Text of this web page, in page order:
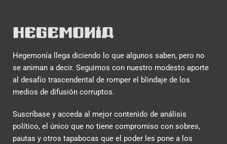
Hegemonía llega diciendo lo que algunos saben, pero no
se animan a decir. Seguimos con nuestro modesto aporte
al desafío trascendental de romper el blindaje de los
medios de difusión corruptos.
Suscríbase y acceda al mejor contenido de análisis
político, el único que no tiene compromiso con sobres,
pautas y otros tapabocas que el poder les pone a los